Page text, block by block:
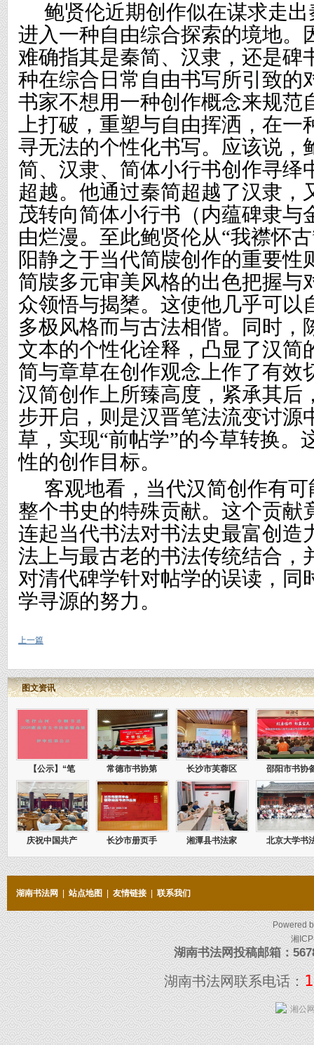
鲍贤伦近期创作似在谋求走
进入一种自由综合探索的境地。
难确指其是秦简、汉隶，还是碑
种在综合日常自由书写所引致的
书家不想用一种创作概念来规范
上打破，重塑与自由挥洒，在
寻无法的个性化书写。应该说，
简、汉隶、简体小行书创作寻绎
超越。他通过秦简超越了汉隶，
茂转向简体小行书（内蕴碑隶与
由烂漫。至此鲍贤伦从“我襟怀
阳静之于当代简牍创作的重要性
简牍多元审美风格的出色把握与
众领悟与揭橥。这使他几乎可以
多极风格而与古法相偕。同时，
文本的个性化诠释，凸显了汉简
简与章草在创作观念上作了有效
汉简创作上所臻高度，紧承其后
步开启，则是汉晋笔法流变讨源
草，实现“前帖学”的今草转换。
性的创作目标。
客观地看，当代汉简创作有
整个书史的特殊贡献。这个贡献
连起当代书法对书法史最富创造
法上与最古老的书法传统结合，
对清代碑学针对帖学的误读，同
学寻源的努力。
上一篇
图文资讯
【公示】“笔 常德市书协第 长沙市芙蓉区 邵阳市书协
庆祝中国共产 长沙市册页手 湘潭县书法家 北京大学书
湖南书法网 站点地图 友情链接 联系我们
Powered
湘
湖南书法网投稿邮箱：
湖南书法网联系电话：
湘公